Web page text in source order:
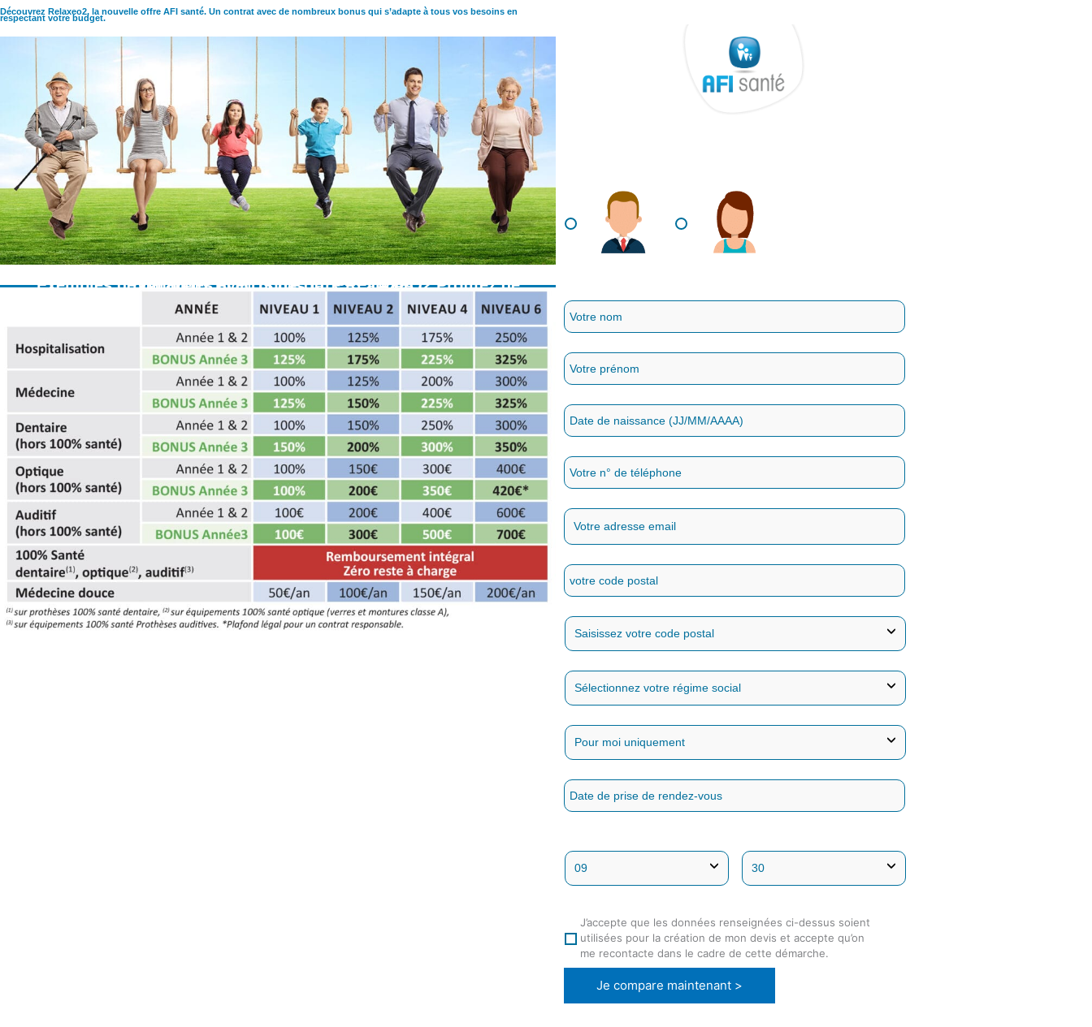
Aller
contenu
Découvrez Relaxeo2, la nouvelle offre AFI santé. Un contrat avec de nombreux bonus qui s’adapte à tous vos besoins en
respectant votre budget.
Exemples de garanties avec notre offre RELAXEO2 Profitez de nombreux BONUS dès la 3 année !
J’accepte que les données renseignées ci-dessus soient
utilisées pour la création de mon devis et accepte qu’on
me recontacte dans le cadre de cette démarche.
Je compare maintenant >